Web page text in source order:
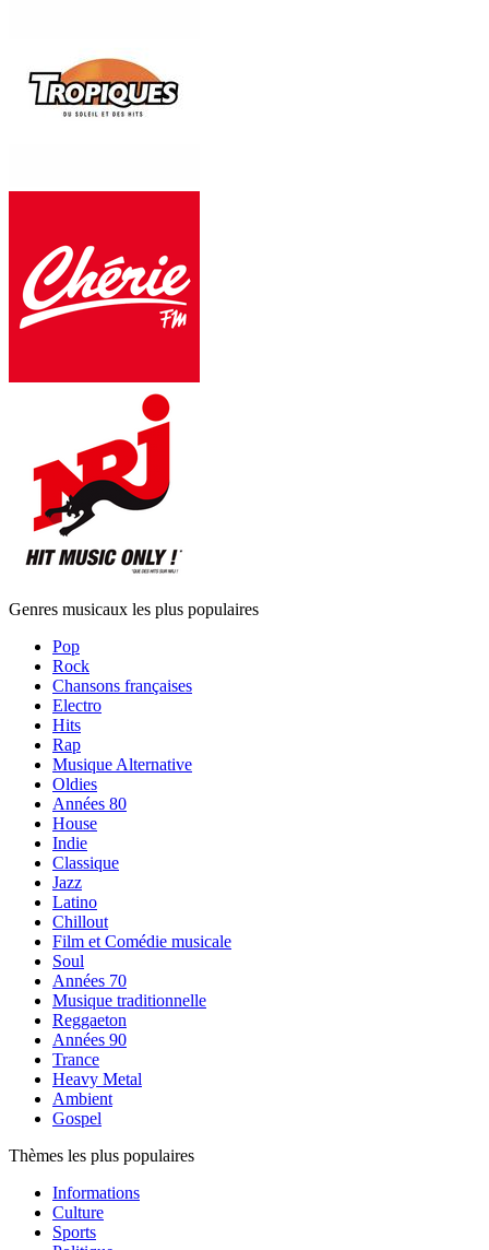
Genres musicaux les plus populaires
Pop
Rock
Chansons françaises
Electro
Hits
Rap
Musique Alternative
Oldies
Années 80
House
Indie
Classique
Jazz
Latino
Chillout
Film et Comédie musicale
Soul
Années 70
Musique traditionnelle
Reggaeton
Années 90
Trance
Heavy Metal
Ambient
Gospel
Thèmes les plus populaires
Informations
Culture
Sports